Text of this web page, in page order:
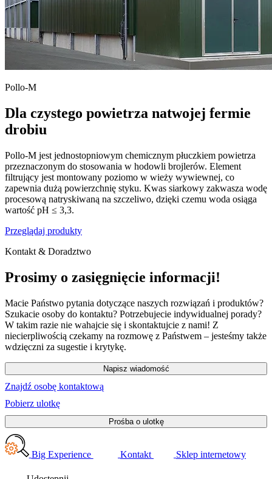
Pollo-M
Dla czystego powietrza natwojej fermie
drobiu
Pollo-M jest jednostopniowym chemicznym płuczkiem powietrza
przeznaczonym do stosowania w hodowli brojlerów. Element
filtrujący jest montowany poziomo w wieży wywiewnej, co
zapewnia dużą powierzchnię styku. Kwas siarkowy zakwasza wodę
procesową natryskiwaną na szczeliwo, dzięki czemu woda osiąga
wartość pH ≤ 3,3.
Przeglądaj produkty
Kontakt & Doradztwo
Prosimy o zasięgnięcie informacji!
Macie Państwo pytania dotyczące naszych rozwiązań i produktów?
Szukacie osoby do kontaktu? Potrzebujecie indywidualnej porady?
W takim razie nie wahajcie się i skontaktujcie z nami! Z
niecierpliwością czekamy na rozmowę z Państwem – jesteśmy także
wdzięczni za sugestie i krytykę.
Napisz wiadomość
Znajdź osobę kontaktową
Pobierz ulotkę
Prośba o ulotkę
Big Experience Kontakt Sklep internetowy